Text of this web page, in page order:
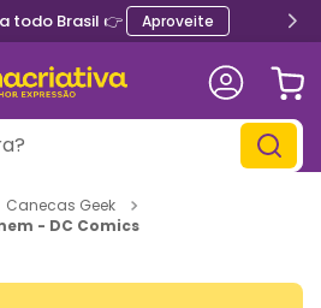
todo Brasil 👉 Aproveite
Canecas Geek
- DC Comics